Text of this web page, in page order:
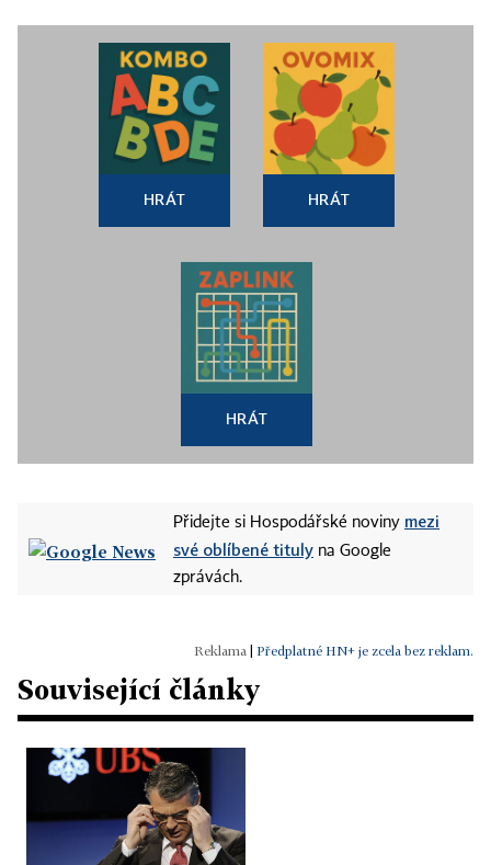
HRÁT HRÁT
HRÁT
Přidejte si Hospodářské noviny mezi
své oblíbené tituly na Google
zprávách.
Předplatné HN+ je zcela bez reklam.
Související články